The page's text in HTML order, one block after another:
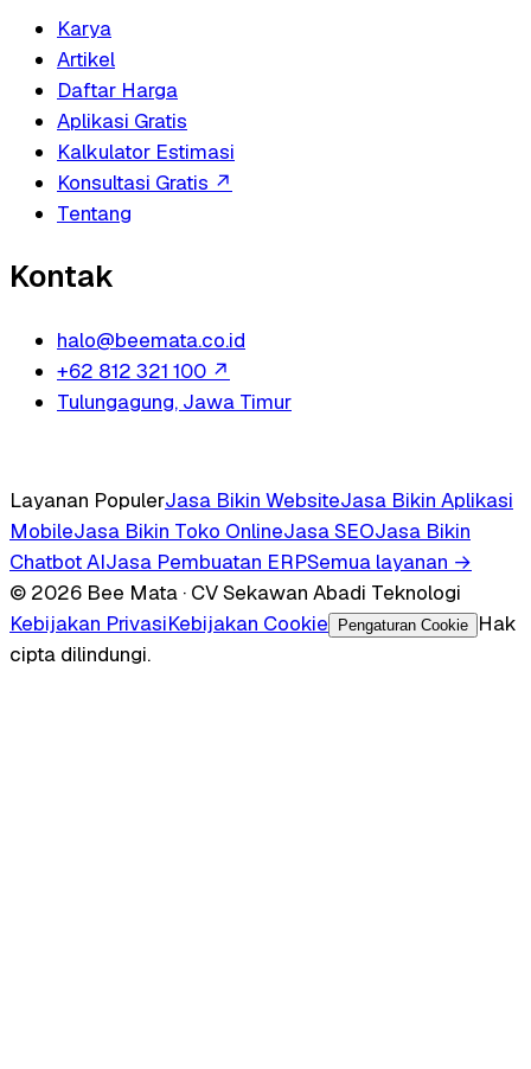
Karya
Artikel
Daftar Harga
Aplikasi Gratis
Kalkulator Estimasi
Konsultasi Gratis ↗
Tentang
Kontak
halo@beemata.co.id
+62 812 321 100 ↗
Tulungagung, Jawa Timur
Layanan PopulerJasa Bikin WebsiteJasa Bikin Aplikasi
MobileJasa Bikin Toko OnlineJasa SEOJasa Bikin
Chatbot AIJasa Pembuatan ERPSemua layanan →
© 2026 Bee Mata · CV Sekawan Abadi Teknologi
Kebijakan PrivasiKebijakan Cookie Pengaturan Cookie
Hak
cipta dilindungi.